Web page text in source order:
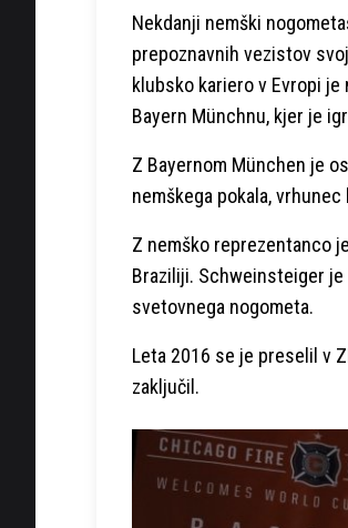
Nekdanji nemški
prepoznavnih vezistov
klubsko kariero v Evropi je
Bayern Münchnu, kjer je
Z Bayernom München je
nemškega pokala,
Z nemško reprezentanco
Braziliji. Schweinsteiger
svetovnega nogometa.
Leta 2016 se je preselil v
zaključil.